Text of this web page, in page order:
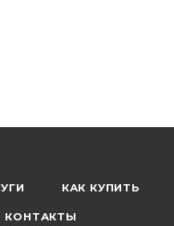
КАК КУПИТЬ
КОНТАКТЫ